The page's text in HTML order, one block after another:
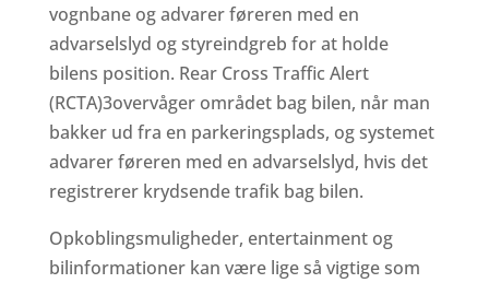
vognbane og advarer føreren med en
advarselslyd og styreindgreb for at holde
bilens position. Rear Cross Traffic Alert
(RCTA)3overvåger området bag bilen, når man
bakker ud fra en parkeringsplads, og systemet
advarer føreren med en advarselslyd, hvis det
registrerer krydsende trafik bag bilen.
Opkoblingsmuligheder, entertainment og
bilinformationer kan være lige så vigtige som